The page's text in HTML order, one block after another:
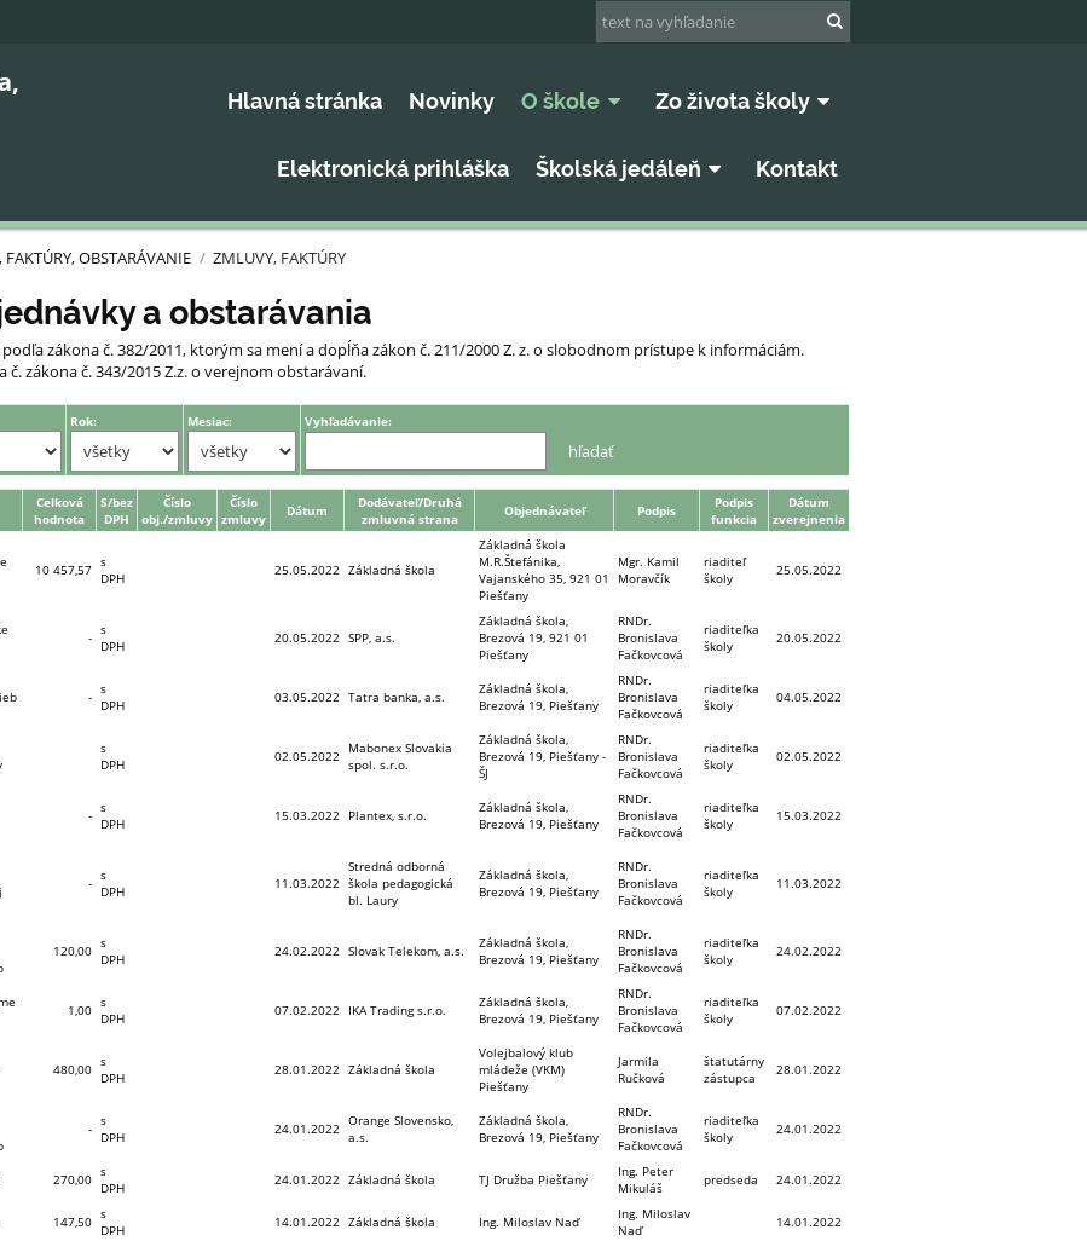
Hlavná stránka Novinky O škole Zo života školy
Elektronická prihláška Školská jedáleň Kontakt
OBSTARÁVANIE / ZMLUVY, FAKTÚRY
a obstarávania
zákona č. 382/2011, ktorým sa mení a dopĺňa zákon č. 211/2000 Z. z. o slobodnom prístupe k informáciám.
zákona č. 343/2015 Z.z. o verejnom obstarávaní.
Rok: Mesiac: Vyhľadávanie:
Celková
hodnota
S/bez
DPH
Číslo
obj./zmluvy
Číslo
zmluvy
Dátum
Dodávateľ/Druhá
zmluvná strana
Objednávateľ Podpis
Podpis
funkcia
Dátum
zverejnenia
10 457,57 s
DPH
25.05.2022 Základná škola
Základná škola
M.R.Štefánika,
Vajanského 35, 921 01
Piešťany
Mgr. Kamil
Moravčík
riaditeľ
školy
25.05.2022
- s
DPH
20.05.2022 SPP, a.s.
Základná škola,
Brezová 19, 921 01
Piešťany
RNDr.
Bronislava
Fačkovcová
riaditeľka
školy
20.05.2022
- s
DPH
03.05.2022 Tatra banka, a.s.
Základná škola,
Brezová 19, Piešťany
RNDr.
Bronislava
Fačkovcová
riaditeľka
školy
04.05.2022
s
DPH
02.05.2022 Mabonex Slovakia
spol. s.r.o.
Základná škola,
Brezová 19, Piešťany -
ŠJ
RNDr.
Bronislava
Fačkovcová
riaditeľka
školy
02.05.2022
- s
DPH
15.03.2022 Plantex, s.r.o.
Základná škola,
Brezová 19, Piešťany
RNDr.
Bronislava
Fačkovcová
riaditeľka
školy
15.03.2022
- s
DPH
11.03.2022
Stredná odborná
škola pedagogická
bl. Laury
Základná škola,
Brezová 19, Piešťany
RNDr.
Bronislava
Fačkovcová
riaditeľka
školy
11.03.2022
120,00 s
DPH
24.02.2022 Slovak Telekom, a.s.
Základná škola,
Brezová 19, Piešťany
RNDr.
Bronislava
Fačkovcová
riaditeľka
školy
24.02.2022
1,00 s
DPH
07.02.2022 IKA Trading s.r.o.
Základná škola,
Brezová 19, Piešťany
RNDr.
Bronislava
Fačkovcová
riaditeľka
školy
07.02.2022
480,00 s
DPH
28.01.2022 Základná škola
Volejbalový klub
mládeže (VKM)
Piešťany
Jarmila
Ručková
štatutárny
zástupca
28.01.2022
- s
DPH
24.01.2022 Orange Slovensko,
a.s.
Základná škola,
Brezová 19, Piešťany
RNDr.
Bronislava
Fačkovcová
riaditeľka
školy
24.01.2022
270,00 s
DPH
24.01.2022 Základná škola TJ Družba Piešťany
Ing. Peter
Mikuláš
predseda 24.01.2022
147,50 s
DPH
14.01.2022 Základná škola Ing. Miloslav Naď
Ing. Miloslav
Naď
14.01.2022